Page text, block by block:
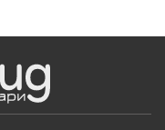
Samsung S24
на Samsung S24